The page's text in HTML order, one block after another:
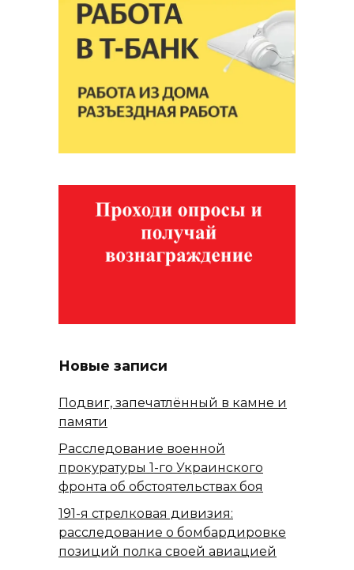
Новые записи
Подвиг, запечатлённый в камне и
памяти
Расследование военной
прокуратуры 1-го Украинского
фронта об обстоятельствах боя
191-я стрелковая дивизия:
расследование о бомбардировке
позиций полка своей авиацией